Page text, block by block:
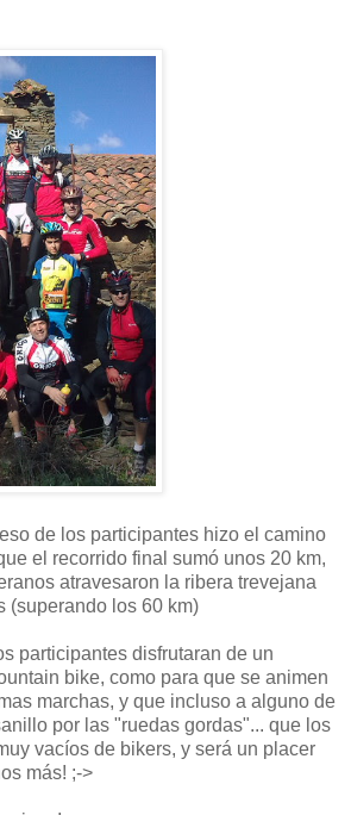
de los participantes hizo el camino
el recorrido final sumó unos 20 km,
atravesaron la ribera trevejana
(superando los 60 km)
participantes disfrutaran de un
bike, como para que se animen
marchas, y que incluso a alguno de
por las "ruedas gordas"... que los
vacíos de bikers, y será un placer
más! ;->